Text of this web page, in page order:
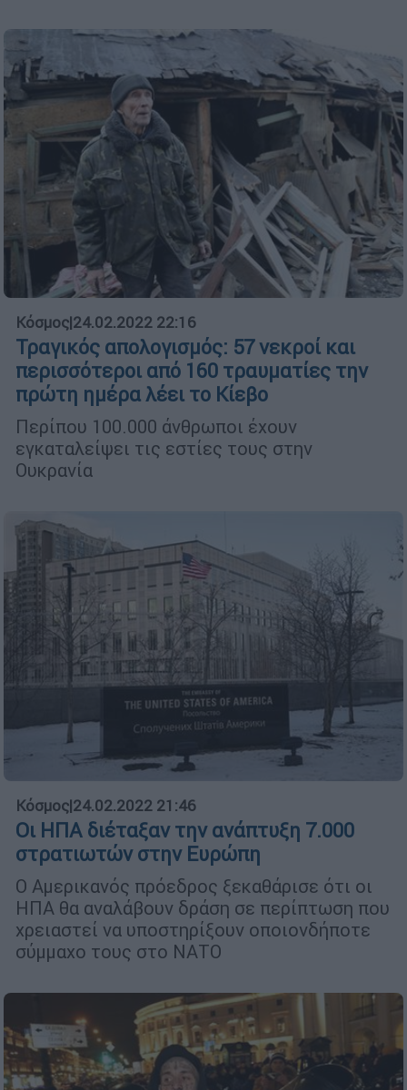
Κόσμος|24.02.2022 22:16
Τραγικός απολογισμός: 57 νεκροί και
περισσότεροι από 160 τραυματίες την
πρώτη ημέρα λέει το Κίεβο
Περίπου 100.000 άνθρωποι έχουν
εγκαταλείψει τις εστίες τους στην
Ουκρανία
Κόσμος|24.02.2022 21:46
Οι ΗΠΑ διέταξαν την ανάπτυξη 7.000
στρατιωτών στην Ευρώπη
O Αμερικανός πρόεδρος ξεκαθάρισε ότι οι
ΗΠΑ θα αναλάβουν δράση σε περίπτωση που
χρειαστεί να υποστηρίξουν οποιονδήποτε
σύμμαχο τους στο ΝΑΤΟ